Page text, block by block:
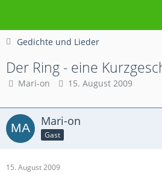
Gedichte und Lieder
Der Ring - eine
Mari-on 15. August 2009
Mari-on
Gast
15. August 2009